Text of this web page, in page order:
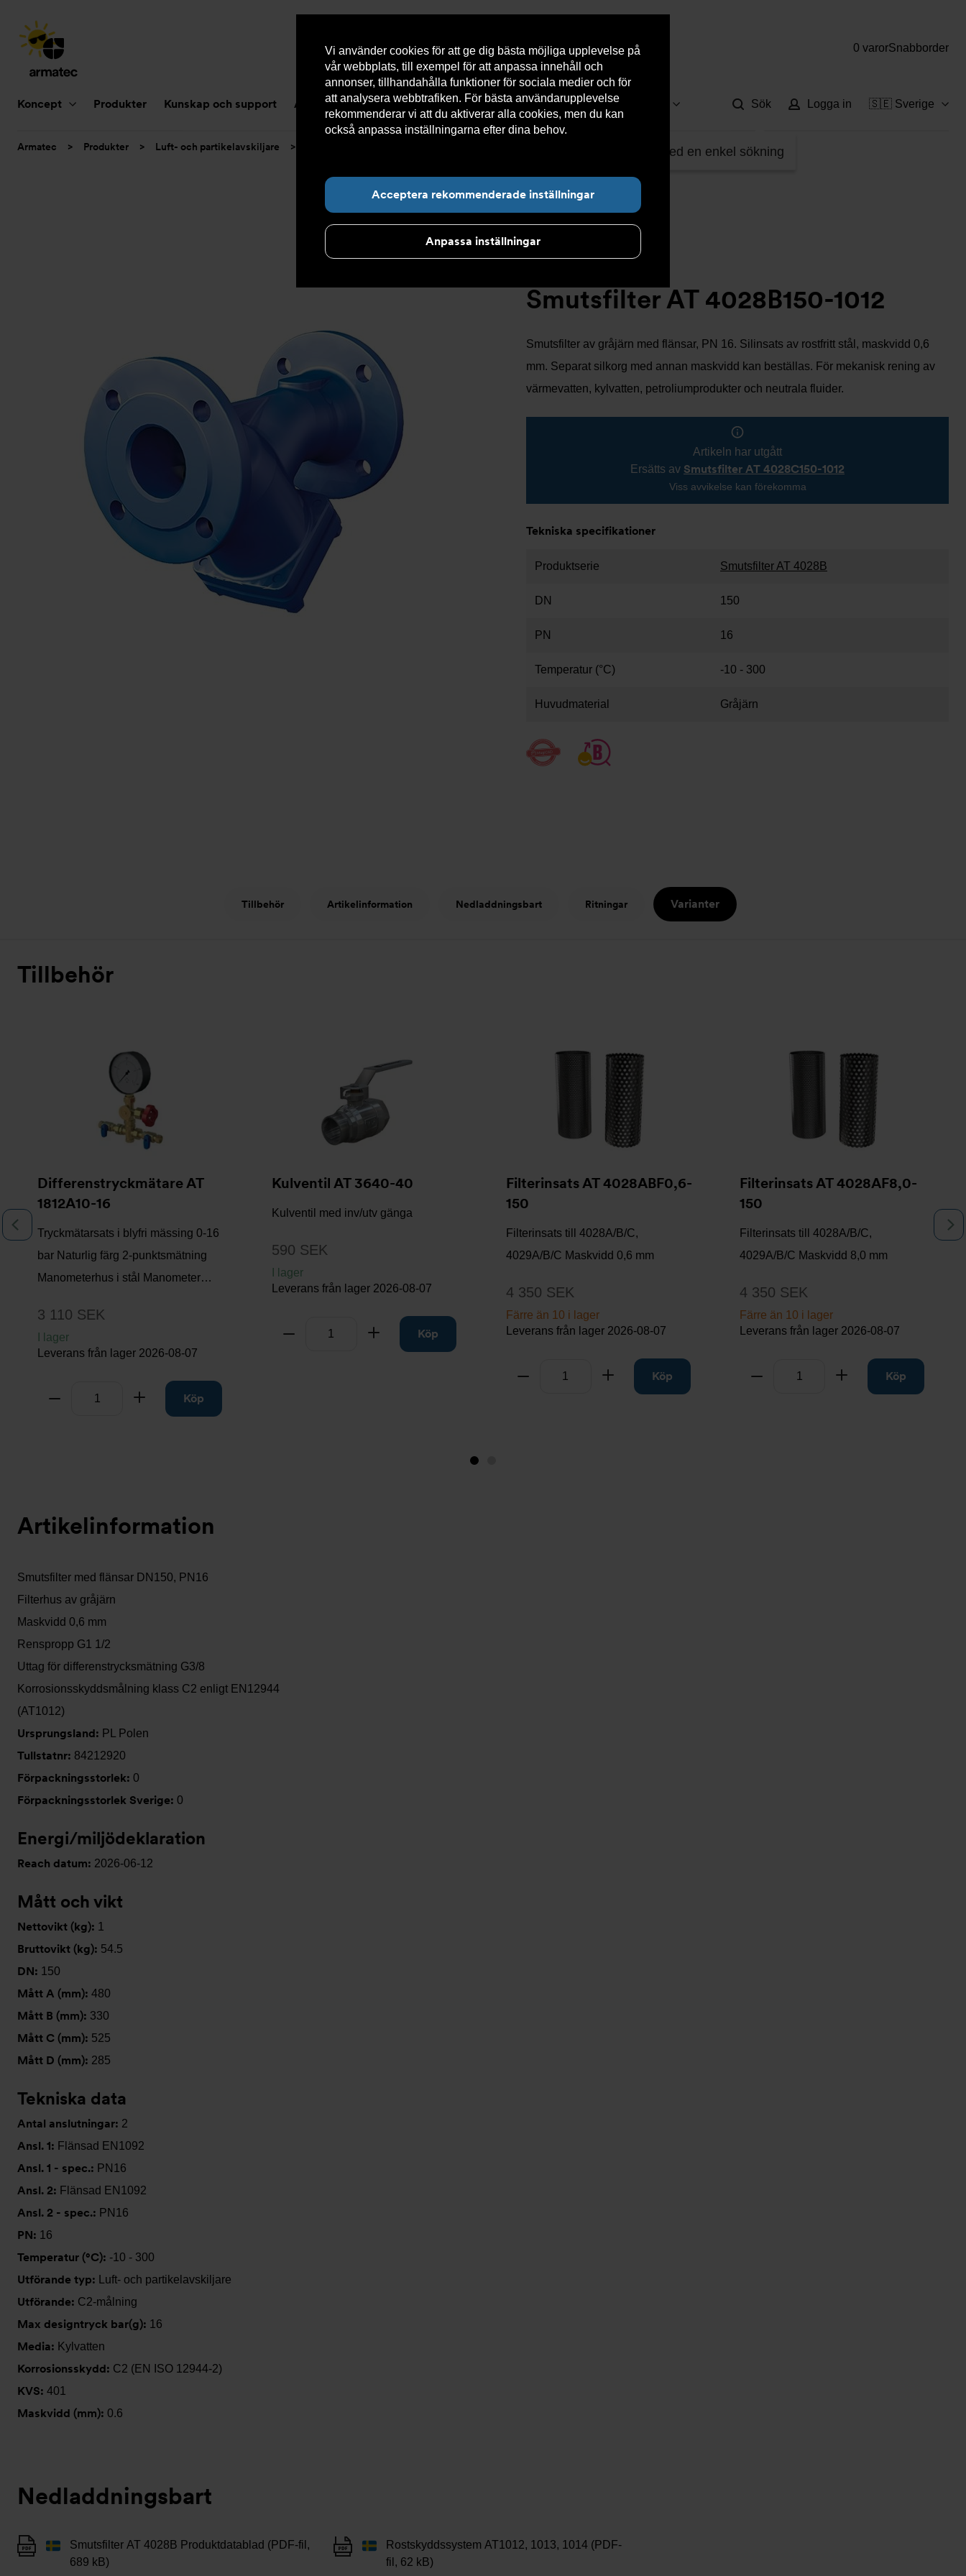
Vi använder cookies för att ge dig bästa möjliga upplevelse på
vår webbplats, till exempel för att anpassa innehåll och
annonser, tillhandahålla funktioner för sociala medier och för
att analysera webbtrafiken. För bästa användarupplevelse
rekommenderar vi att du aktiverar alla cookies, men du kan
också anpassa inställningarna efter dina behov.
Acceptera rekommenderade inställningar
Anpassa inställningar
0 varorSnabborder
Koncept Produkter Kunskap och support Aktuellt Om Armatec Hållbarhet Kontakta oss Kundservice
Hitta det du letar efter med en enkel sökning
Sök Logga in 🇸🇪 Sverige
Du
Armatec > Produkter > Luft- och partikelavskiljare > Smutsfilter AT 4028B150-1012
Smutsfilter AT 4028B150-1012
Smutsfilter av gråjärn med flänsar, PN 16. Silinsats av rostfritt stål, maskvidd 0,6
mm. Separat silkorg med annan maskvidd kan beställas. För mekanisk rening av
värmevatten, kylvatten, petroliumprodukter och neutrala fluider.
Artikeln har utgått
Ersätts av Smutsfilter AT 4028C150-1012
Viss avvikelse kan förekomma
Tekniska specifikationer
Produktserie Smutsfilter AT 4028B
DN 150
PN 16
Temperatur (°C) -10 - 300
Huvudmaterial Gråjärn
Tillbehör Artikelinformation Nedladdningsbart Ritningar Varianter
Tillbehör
Differenstryckmätare AT
1812A10-16
Tryckmätarsats i blyfri mässing 0-16
bar Naturlig färg 2-punktsmätning
Manometerhus i stål Manometer…
3 110 SEK
I lager
Leverans från lager 2026-08-07
Ta bort Lägg tillKöp
Kulventil AT 3640-40
Kulventil med inv/utv gänga
590 SEK
I lager
Leverans från lager 2026-08-07
Ta bort Lägg tillKöp
Filterinsats AT 4028ABF0,6-
150
Filterinsats till 4028A/B/C,
4029A/B/C Maskvidd 0,6 mm
4 350 SEK
Färre än 10 i lager
Leverans från lager 2026-08-07
Ta bort Lägg tillKöp
Filterinsats AT 4028AF8,0-
150
Filterinsats till 4028A/B/C,
4029A/B/C Maskvidd 8,0 mm
4 350 SEK
Färre än 10 i lager
Leverans från lager 2026-08-07
Ta bort Lägg tillKöp
Bild
Artikelinformation
Smutsfilter med flänsar DN150, PN16
Filterhus av gråjärn
Maskvidd 0,6 mm
Renspropp G1 1/2
Uttag för differenstrycksmätning G3/8
Korrosionsskyddsmålning klass C2 enligt EN12944
(AT1012)
Ursprungsland: PL Polen
Tullstatnr: 84212920
Förpackningsstorlek: 0
Förpackningsstorlek Sverige: 0
Energi/miljödeklaration
Reach datum: 2026-06-12
Mått och vikt
Nettovikt (kg): 1
Bruttovikt (kg): 54.5
DN: 150
Mått A (mm): 480
Mått B (mm): 330
Mått C (mm): 525
Mått D (mm): 285
Tekniska data
Antal anslutningar: 2
Ansl. 1: Flänsad EN1092
Ansl. 1 - spec.: PN16
Ansl. 2: Flänsad EN1092
Ansl. 2 - spec.: PN16
PN: 16
Temperatur (°C): -10 - 300
Utförande typ: Luft- och partikelavskiljare
Utförande: C2-målning
Max designtryck bar(g): 16
Media: Kylvatten
Korrosionsskydd: C2 (EN ISO 12944-2)
KVS: 401
Maskvidd (mm): 0.6
Nedladdningsbart
Smutsfilter AT 4028B Produktdatablad (PDF-fil,
689 kB)
Rostskyddssystem AT1012, 1013, 1014 (PDF-
fil, 62 kB)